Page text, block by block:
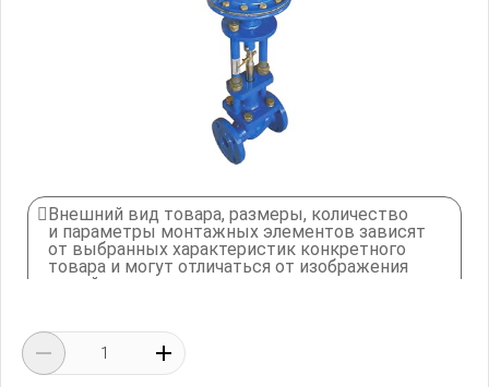
Внешний вид товара, размеры, количество
и параметры монтажных элементов зависят
от выбранных характеристик конкретного
товара и могут отличаться от изображения
на сайте.